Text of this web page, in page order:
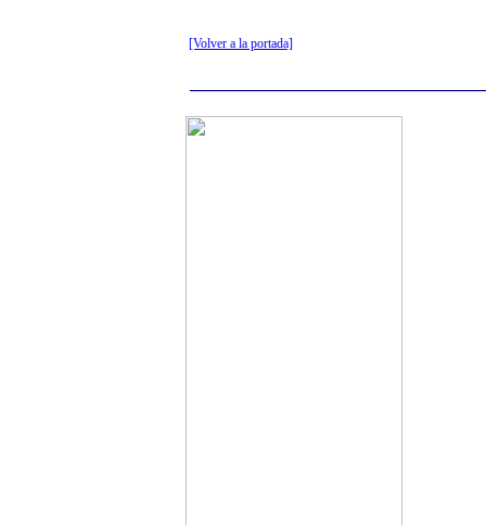
[Volver a la portada]